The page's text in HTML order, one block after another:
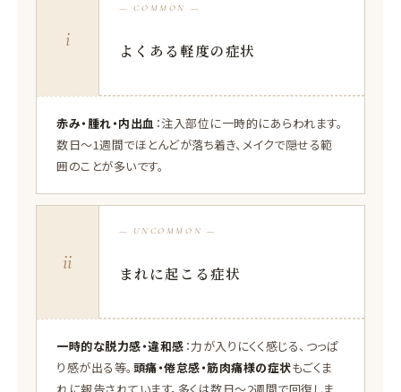
i
— COMMON —
よくある軽度の症状
赤み・腫れ・内出血 ：注入部位に一時的にあらわれます。
数日〜1週間でほとんどが落ち着き、メイクで隠せる範
囲のことが多いです。
ii
— UNCOMMON —
まれに起こる症状
一時的な脱力感・違和感 ：力が入りにくく感じる、つっぱ
り感が出る等。 頭痛・倦怠感・筋肉痛様の症状もごくま